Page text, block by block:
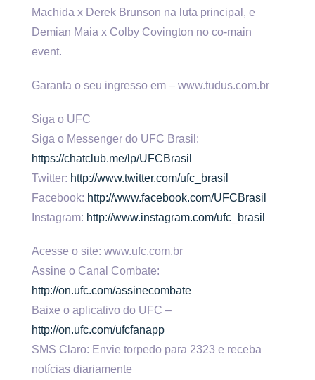
Machida x Derek Brunson na luta principal, e
Demian Maia x Colby Covington no co-main
event.
Garanta o seu ingresso em – www.tudus.com.br
Siga o UFC
Siga o Messenger do UFC Brasil:
https://chatclub.me/lp/UFCBrasil
Twitter: http://www.twitter.com/ufc_brasil
Facebook: http://www.facebook.com/UFCBrasil
Instagram: http://www.instagram.com/ufc_brasil
Acesse o site: www.ufc.com.br
Assine o Canal Combate:
http://on.ufc.com/assinecombate
Baixe o aplicativo do UFC –
http://on.ufc.com/ufcfanapp
SMS Claro: Envie torpedo para 2323 e receba
notícias diariamente